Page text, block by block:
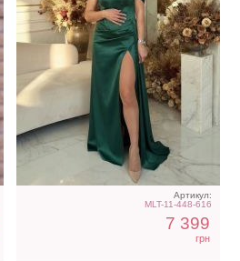
Артикул:
MLT-11-448-616
7 399
грн